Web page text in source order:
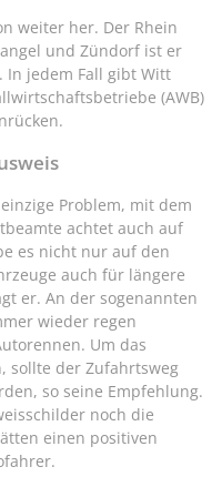
weiter her. Der Rhein
und Zündorf ist er
In jedem Fall gibt Witt
(AWB)
Problem, mit dem
achtet auch auf
es nicht nur auf den
auch für längere
er. An der sogenannten
wieder regen
Um das
sollte der Zufahrtsweg
so seine Empfehlung.
noch die
einen positiven